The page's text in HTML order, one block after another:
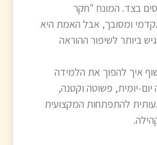
בצד. המונח "חקר
ומסובך, אבל האמת היא
ביותר לשיפור ההוראה
איך להפוך את הלמידה
יומית, פשוטה וקטנה,
להתפתחות המקצועית